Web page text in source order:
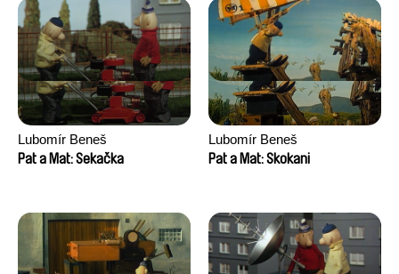
Lubomír Beneš
Pat a Mat: Sekačka
Lubomír Beneš
Pat a Mat: Skokani